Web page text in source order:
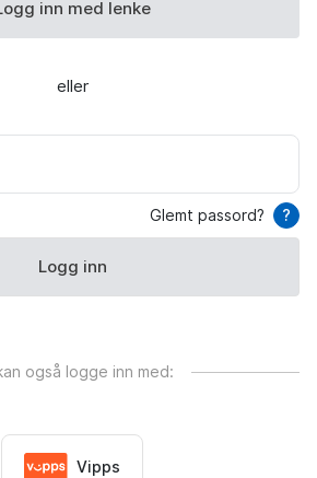
inn med lenke
eller
Glemt passord? ?
Logg inn
også logge inn med:
Vipps